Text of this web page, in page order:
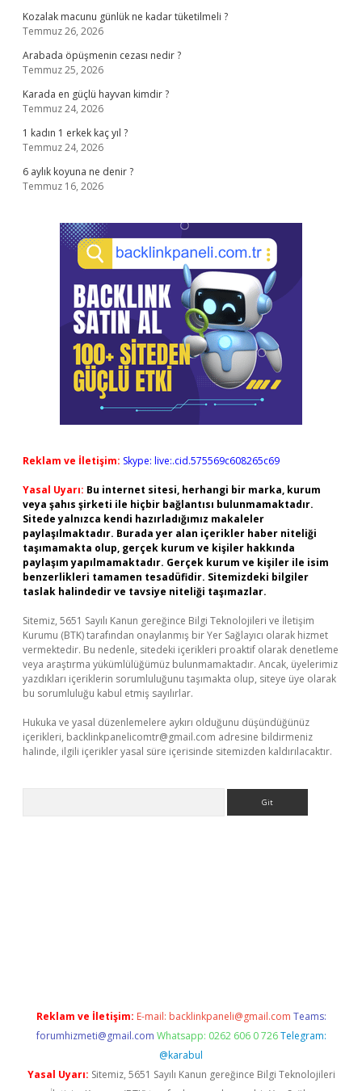
Kozalak macunu günlük ne kadar tüketilmeli ?
Temmuz 26, 2026
Arabada öpüşmenin cezası nedir ?
Temmuz 25, 2026
Karada en güçlü hayvan kimdir ?
Temmuz 24, 2026
1 kadın 1 erkek kaç yıl ?
Temmuz 24, 2026
6 aylık koyuna ne denir ?
Temmuz 16, 2026
Reklam ve İletişim: Skype: live:.cid.575569c608265c69
Yasal Uyarı: Bu internet sitesi, herhangi bir marka, kurum
veya şahıs şirketi ile hiçbir bağlantısı bulunmamaktadır.
Sitede yalnızca kendi hazırladığımız makaleler
paylaşılmaktadır. Burada yer alan içerikler haber niteliği
taşımamakta olup, gerçek kurum ve kişiler hakkında
paylaşım yapılmamaktadır. Gerçek kurum ve kişiler ile isim
benzerlikleri tamamen tesadüfidir. Sitemizdeki bilgiler
taslak halindedir ve tavsiye niteliği taşımazlar.
Sitemiz, 5651 Sayılı Kanun gereğince Bilgi Teknolojileri ve İletişim
Kurumu (BTK) tarafından onaylanmış bir Yer Sağlayıcı olarak hizmet
vermektedir. Bu nedenle, sitedeki içerikleri proaktif olarak denetleme
veya araştırma yükümlülüğümüz bulunmamaktadır. Ancak, üyelerimiz
yazdıkları içeriklerin sorumluluğunu taşımakta olup, siteye üye olarak
bu sorumluluğu kabul etmiş sayılırlar.
Hukuka ve yasal düzenlemelere aykırı olduğunu düşündüğünüz
içerikleri, backlinkpanelicomtr@gmail.com adresine bildirmeniz
halinde, ilgili içerikler yasal süre içerisinde sitemizden kaldırılacaktır.
Reklam ve İletişim: E-mail: backlinkpaneli@gmail.com Teams:
forumhizmeti@gmail.com Whatsapp: 0262 606 0 726 Telegram:
@karabul
Yasal Uyarı: Sitemiz, 5651 Sayılı Kanun gereğince Bilgi Teknolojileri